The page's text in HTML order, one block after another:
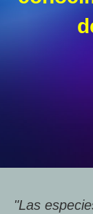
"Las